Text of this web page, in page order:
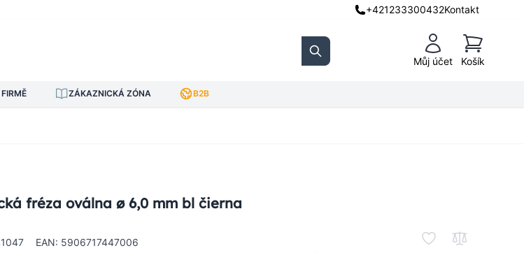
+421233300432Kontakt
Search Můj účet
Košík
Košík
ZÁKAZNICKÁ ZÓNA B2B
fréza oválna ø 6,0 mm bl čierna
EAN: 5906717447006